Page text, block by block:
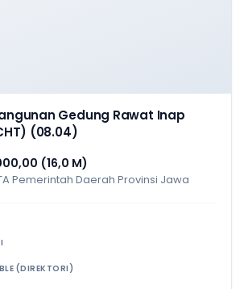
Gedung Rawat Inap
(08.04)
(16,0 M)
Pemerintah Daerah Provinsi Jawa
(DIREKTORI)